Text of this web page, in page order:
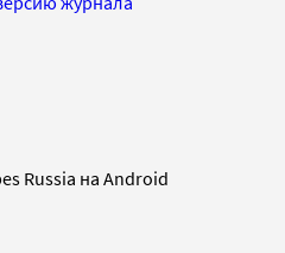
Russia на Android